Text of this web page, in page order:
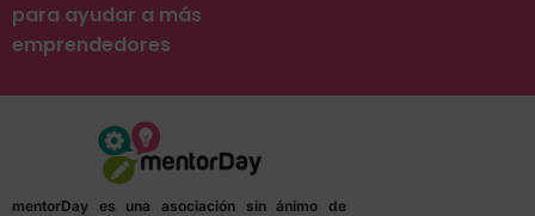
para ayudar a más
emprendedores
mentorDay es una asociación sin ánimo de